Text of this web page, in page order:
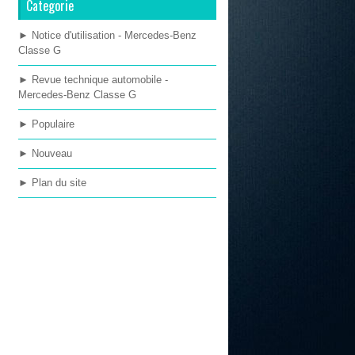
Categorie
► Notice d'utilisation - Mercedes-Benz
Classe G
► Revue technique automobile -
Mercedes-Benz Classe G
► Populaire
► Nouveau
► Plan du site